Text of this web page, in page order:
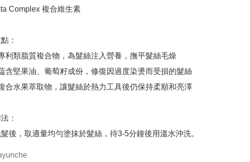
Complex 複合維生素
：
利類脂質複合物，為髮絲注入營養，撫平髮絲毛燥
含堅果油、葡萄籽成份，修復因過度染燙而受損的髮絲
合水果萃取物，讓髮絲於熱力工具後仍保持柔順和亮澤
：
後，取適量均勻塗抹於髮絲，待3-5分鐘後用溫水沖洗。